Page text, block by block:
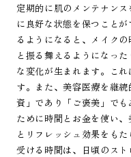
定期的に肌のメンテナン
に良好な状態を保つこと
るようになると、メイク
と振る舞えるようになっ
な変化が生まれます。こ
す。また、美容医療を継
資」であり「ご褒美」で
ために時間とお金を使い
とリフレッシュ効果をも
受ける時間は、日頃のス